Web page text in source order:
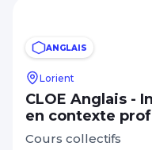
ANGLAIS
Lorient
CLOE Anglais -
en contexte
Cours collectifs